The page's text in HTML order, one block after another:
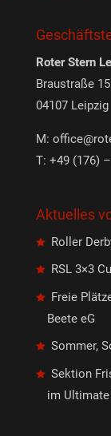
Roter Stern
Braustraße 15
04107 Leipzig
M:
T: +49 (176)
Aktuelles
Roller
RSL 3×3
Freie
Beete eG
Sommer,
Sektion
im Ultimate